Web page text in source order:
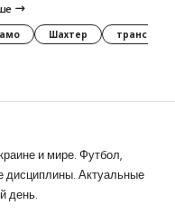
Шахтер трансферы
и мире. Футбол,
дисциплины. Актуальные
день.